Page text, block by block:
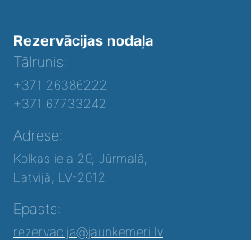
Rezervācijas nodaļa
Tālrunis:
+371 26386222
+371 67733242
Adrese:
Kolkas iela 20, Jūrmalā,
Latvijā, LV-2012
Epasts:
rezervacija@jaunkemeri.lv